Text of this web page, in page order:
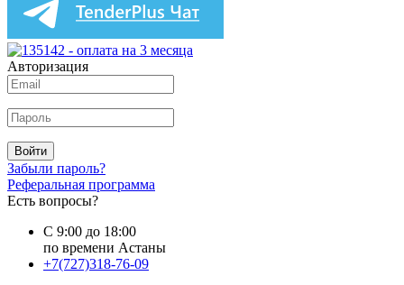
Авторизация
Войти
Забыли пароль?
Реферальная программа
Есть вопросы?
С 9:00 до 18:00
по времени Астаны
+7(727)318-76-09